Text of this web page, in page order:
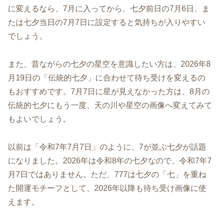
に変えるなら、7月に入ってから、七夕前日の7月6日、ま
たは七夕当日の7月7日に設定すると気持ちが入りやすい
でしょう。
また、昔ながらの七夕の星空を意識したい方は、2026年8
月19日の「伝統的七夕」に合わせて待ち受けを変えるの
もおすすめです。7月7日に星が見えなかった方は、8月の
伝統的七夕にもう一度、天の川や星空の画像へ変えてみて
もよいでしょう。
以前は「令和7年7月7日」のように、7が並ぶ七夕が話題
になりました。2026年は令和8年の七夕なので、令和7年7
月7日ではありません。ただ、777は七夕の「七」を重ね
た開運モチーフとして、2026年以降も待ち受け画像に使
えます。